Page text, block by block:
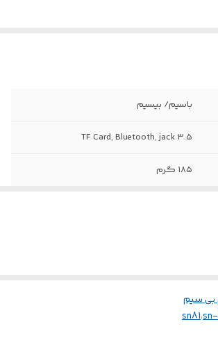
باسیم/ بیسیم
TF Card, Bluetooth, jack 3.5
۱۸۵ گرم
سیم
،sn81